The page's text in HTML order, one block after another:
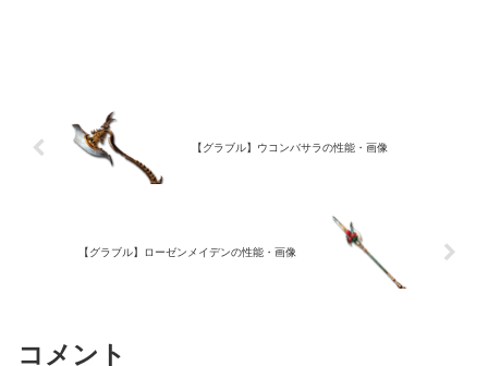
【グラブル】ウコンバサラの性能・画像
【グラブル】ローゼンメイデンの性能・画像
コメント